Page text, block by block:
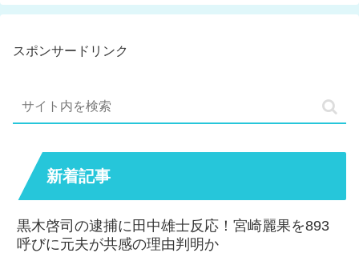
スポンサードリンク
新着記事
黒木啓司の逮捕に田中雄士反応！宮崎麗果を893
呼びに元夫が共感の理由判明か